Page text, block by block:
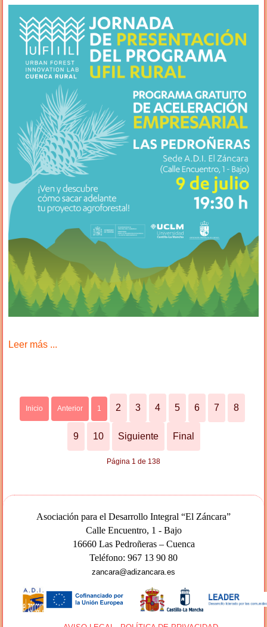
Leer más ...
Inicio Anterior 1 2 3 4 5 6 7 8
9 10 Siguiente Final
Página 1 de 138
Asociación para el Desarrollo Integral “El Záncara”
Calle Encuentro, 1 - Bajo
16660 Las Pedroñeras – Cuenca
Teléfono: 967 13 90 80
zancara@adizancara.es